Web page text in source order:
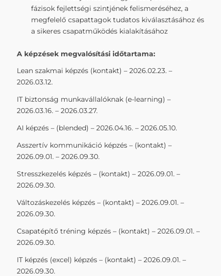
fázisok fejlettségi szintjének felismeréséhez, a
megfelelő csapattagok tudatos kiválasztásához és
a sikeres csapatműködés kialakításához
A képzések megvalósítási időtartama:
Lean szakmai képzés (kontakt) – 2026.02.23. –
2026.03.12.
IT biztonság munkavállalóknak (e-learning) –
2026.03.16. – 2026.03.27.
AI képzés – (blended) – 2026.04.16. – 2026.05.10.
Asszertív kommunikáció képzés – (kontakt) –
2026.09.01. – 2026.09.30.
Stresszkezelés képzés – (kontakt) – 2026.09.01. –
2026.09.30.
Változáskezelés képzés – (kontakt) – 2026.09.01. –
2026.09.30.
Csapatépítő tréning képzés – (kontakt) – 2026.09.01. –
2026.09.30.
IT képzés (excel) képzés – (kontakt) – 2026.09.01. –
2026.09.30.